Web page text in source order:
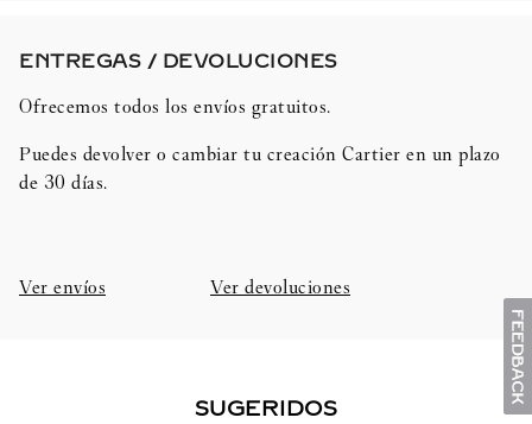
ENTREGAS / DEVOLUCIONES​
Ofrecemos todos los envíos gratuitos.
Puedes devolver o cambiar tu creación Cartier en un plazo
de 30 días.​
Ver envíos Ver devoluciones
SUGERIDOS